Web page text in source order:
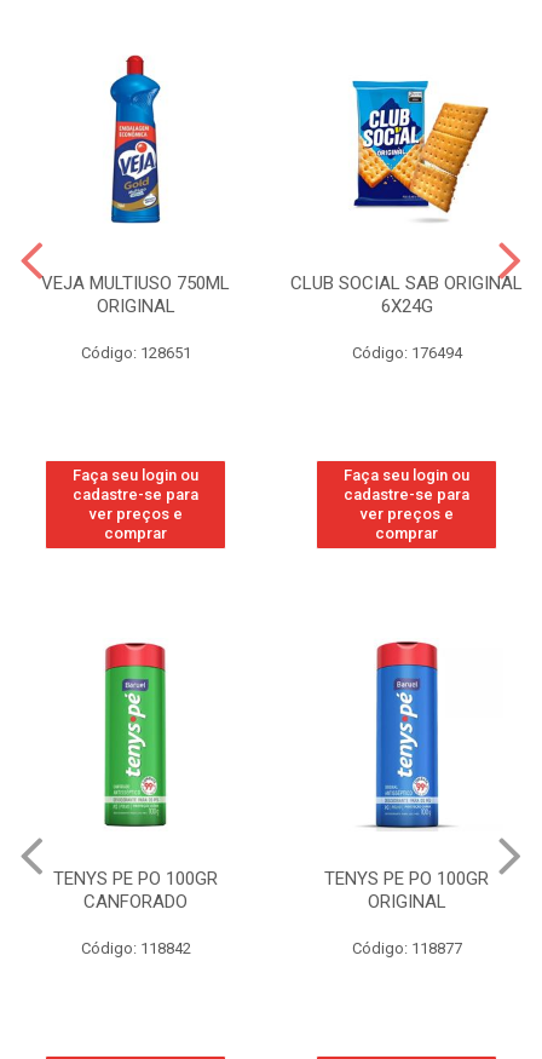
VEJA MULTIUSO 750ML
ORIGINAL
Código: 128651
Faça seu login ou
cadastre-se para
ver preços e
comprar
CLUB SOCIAL SAB ORIGINAL
6X24G
Código: 176494
Faça seu login ou
cadastre-se para
ver preços e
comprar
TENYS PE PO 100GR
CANFORADO
Código: 118842
TENYS PE PO 100GR
ORIGINAL
Código: 118877